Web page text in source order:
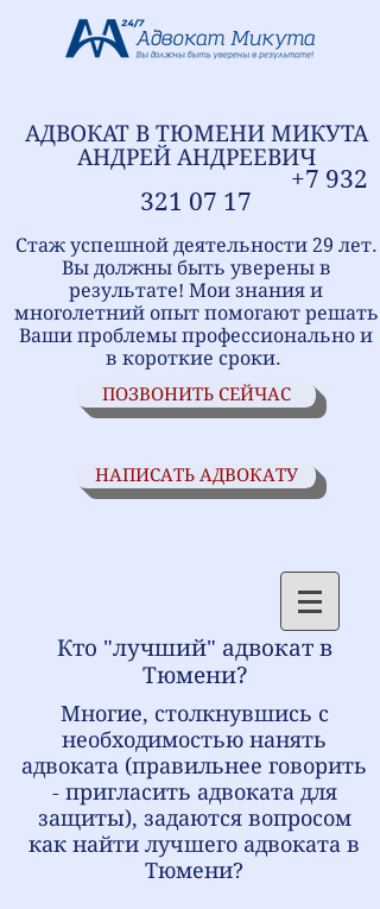
АДВОКАТ В ТЮМЕНИ МИКУТА
АНДРЕЙ АНДРЕЕВИЧ
+7 932
321 07 17
Стаж успешной деятельности 29 лет.
Вы должны быть уверены в
результате! Мои знания и
многолетний опыт помогают решать
Ваши проблемы профессионально и
в короткие сроки.
ПОЗВОНИТЬ СЕЙЧАС
НАПИСАТЬ АДВОКАТУ
Многие, столкнувшись с
необходимостью нанять
адвоката (правильнее говорить
- пригласить адвоката для
защиты), задаются вопросом
как найти лучшего адвоката в
Тюмени?
Кто "лучший" адвокат в
Тюмени?